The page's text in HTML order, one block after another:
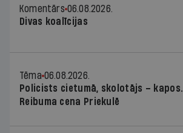
Komentārs 06.08.2026.
Divas koalīcijas
Tēma 06.08.2026.
Policists cietumā, skolotājs – kapos.
Reibuma cena Priekulē